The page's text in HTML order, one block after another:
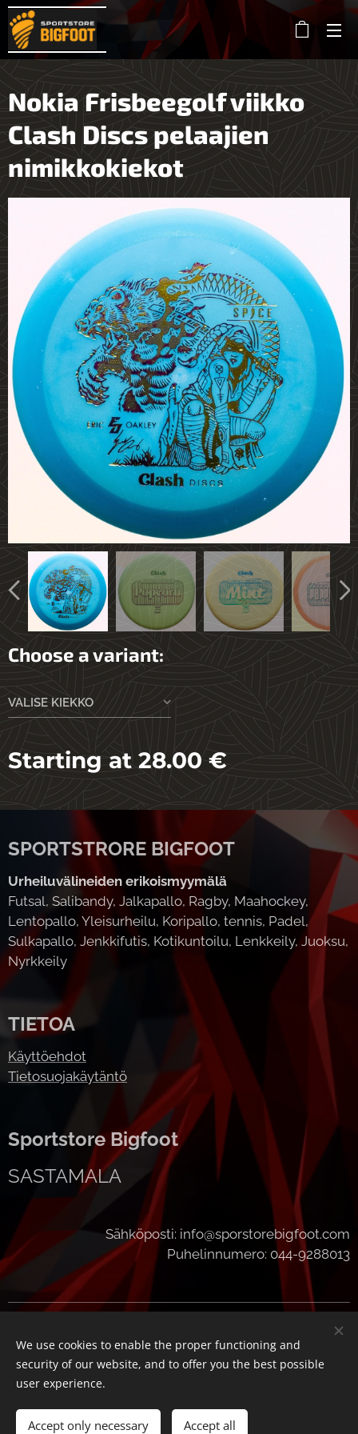
Nokia Frisbeegolf viikko
Clash Discs pelaajien
nimikkokiekot
Choose a variant:
VALISE KIEKKO
Starting at 28.00 €
Add to cart
SPORTSTRORE BIGFOOT
Urheiluvälineiden erikoismyymälä
Futsal, Salibandy, Jalkapallo, Ragby, Maahockey,
Lentopallo, Yleisurheilu, Koripallo, tennis, Padel,
Sulkapallo, Jenkkifutis, Kotikuntoilu, Lenkkeily, Juoksu,
Nyrkkeily
TIETOA
Käyttöehdot
Tietosuojakäytäntö
Sportstore Bigfoot
SASTAMALA
Sähköposti: info@sporstorebigfoot.com
Puhelinnumero: 044-9288013
Languages
Suomi
English
We use cookies to enable the proper functioning and
security of our website, and to offer you the best possible
user experience.
Accept only necessary Accept all